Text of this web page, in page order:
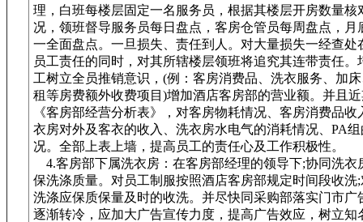
理，白班每楼层固定一名服务员，根据其楼层开房数量核
况，领班督导服务员每日盘点，客房仓管员每周盘点，月
一全面盘点。一旦损失、责任到人。对大量损失一经查处
员工责任的同时，对其所辖楼层领班将追究其连带责任。
工树立全员推销意识，(例：客房消费品、洗衣服务、加
租等房费额外收费项目)增加酒店客房部的营业额。并且
《客房部经营分析表》，对客房物耗情况、客房消费品收
衣房对外及客衣的收入、洗衣房水电气的消耗情况、PA
况。全部上表上墙，提高员工的责任心及工作积极性。
4.客房部下属洗衣房：在客房部经理的领导下;协同洗衣
保洗涤质量。对员工制服按照酒店客房部规定时间段收洗
洗涤应保质保量及时的收洗。并尽快同采购部落实门市广
逐渐转冷，应加大广告宣传力度，提高广告效应，树立知